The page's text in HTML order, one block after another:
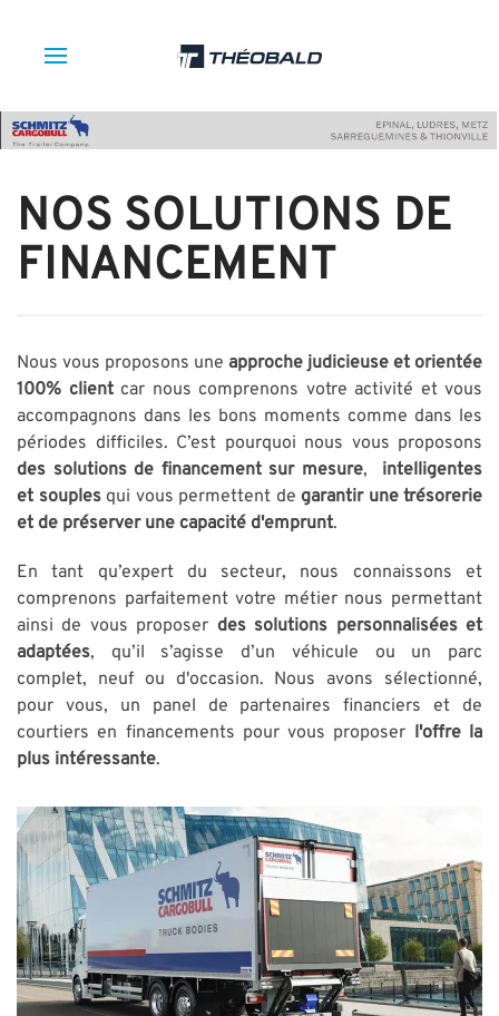
NOS SOLUTIONS DE
FINANCEMENT
Nous vous proposons une approche judicieuse et orientée
100% clientcar nous comprenons votre activité et vous
accompagnons dans les bons moments comme dans les
périodes difficiles. C’est pourquoi nous vous proposons
des solutions de financement sur mesure, intelligentes
et souplesqui vous permettent de garantir une trésorerie
et de préserver une capacité d'emprunt.
En tant qu’expert du secteur, nous connaissons et
comprenons parfaitement votre métier nous permettant
ainsi de vous proposer des solutions personnalisées et
adaptées, qu’il s’agisse d’un véhicule ou un parc
complet, neuf ou d'occasion. Nous avons sélectionné,
pour vous, un panel de partenaires financiers et de
courtiers en financements pour vous proposer l'offre la
plus intéressante.